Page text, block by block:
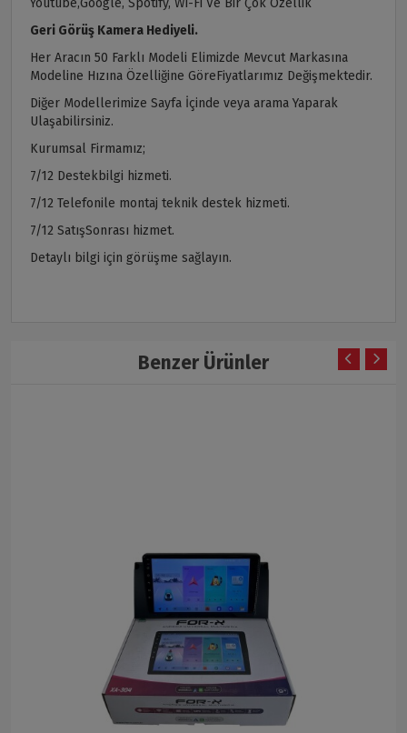
Youtube,Google, Spotify, Wi-Fi Ve Bir Çok Özellik
Geri Görüş Kamera Hediyeli.
Her Aracın 50 Farklı Modeli Elimizde Mevcut Markasına
Modeline Hızına Özelliğine GöreFiyatlarımız Değişmektedir.
Diğer Modellerimize Sayfa İçinde veya arama Yaparak
Ulaşabilirsiniz.
Kurumsal Firmamız;
7/12 Destekbilgi hizmeti.
7/12 Telefonile montaj teknik destek hizmeti.
7/12 SatışSonrası hizmet.
Detaylı bilgi için görüşme sağlayın.
Benzer Ürünler